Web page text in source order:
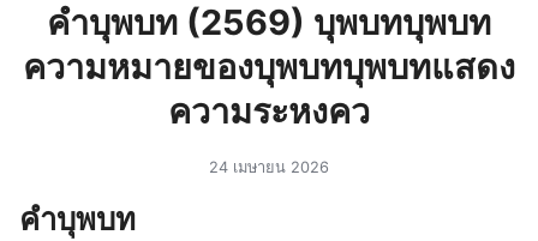
คำบุพบท (2569) บุพบทบุพบท
ความหมายของบุพบทบุพบทแสดง
ความระหงคว
24 เมษายน 2026
คำบุพบท